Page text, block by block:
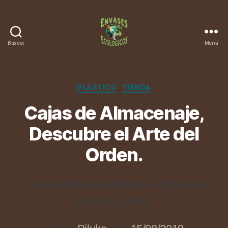
Buscar Menú
Categorías
PLÁSTICO TIENDA
Cajas de Almacenaje,
Descubre el Arte del
Orden.